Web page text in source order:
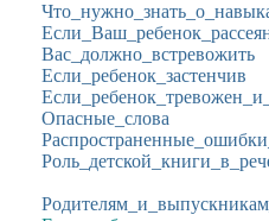
Вас_должно_встревожить
Если_ребенок_застенчив
Опасные_слова